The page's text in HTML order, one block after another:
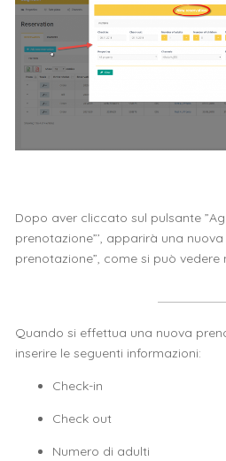
Dopo aver cliccato sul pulsante
prenotazione”’, apparirà una
prenotazione”, come si può vedere
Quando si effettua una nuova
inserire le seguenti informazioni:
Check-in
Check out
Numero di adulti